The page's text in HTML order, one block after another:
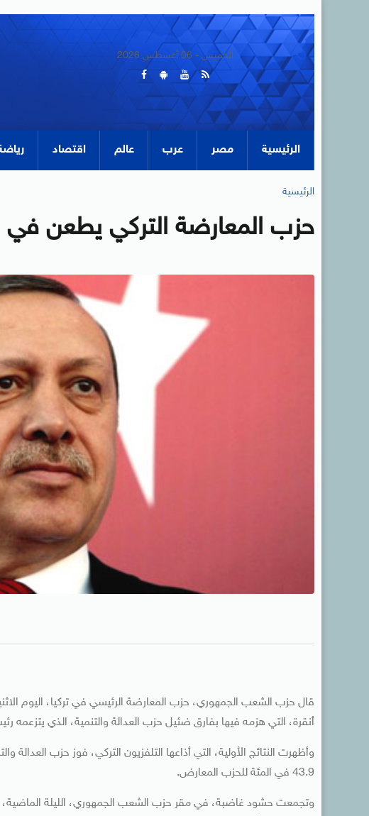
الخميس - 06 أغسطس 2026
الرئيسية مصر عرب عالم اقتصاد
الرئيسية
حزب المعارضة التركي يطعن في
قال حزب الشعب الجمهوري، حزب المعارضة الرئيسي في تركيا، اليوم
أنقرة، التي هزمه فيها بفارق ضئيل حزب العدالة والتنمية، الذي يتزعمه
43.9 في المئة للحزب المعارض.
وتجمعت حشود غاضبة، في مقر حزب الشعب الجمهوري، الليلة الماضية،